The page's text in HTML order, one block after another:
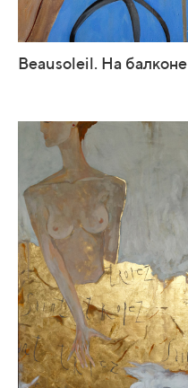
Beausoleil. На балконе